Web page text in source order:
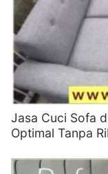
Jasa Cuci Sofa
Optimal Tanpa